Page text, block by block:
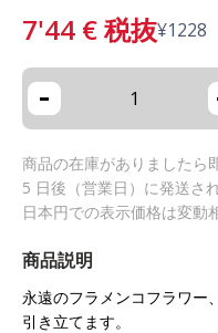
7'44 €税抜¥1228
-
商品の在庫がありましたら
5 日後（営業日）に発送され
日本円での表示価格は変動
商品説明
永遠のフラメンコフラワー
引き立てます。